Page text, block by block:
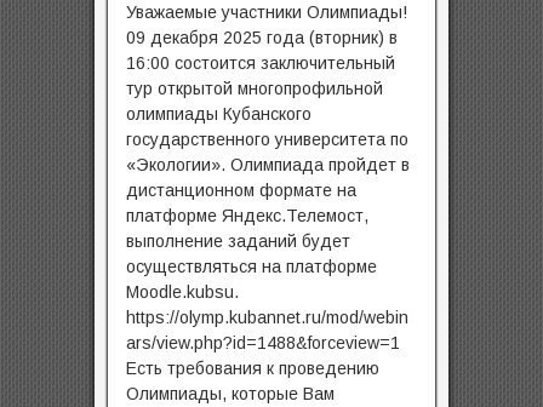
Уважаемые участники Олимпиады!
09 декабря 2025 года (вторник) в
16:00 состоится заключительный
тур открытой многопрофильной
олимпиады Кубанского
государственного университета по
«Экологии». Олимпиада пройдет в
дистанционном формате на
платформе Яндекс.Телемост,
выполнение заданий будет
осуществляться на платформе
Moodle.kubsu.
https://olymp.kubannet.ru/mod/webin
ars/view.php?id=1488&forceview=1
Есть требования к проведению
Олимпиады, которые Вам